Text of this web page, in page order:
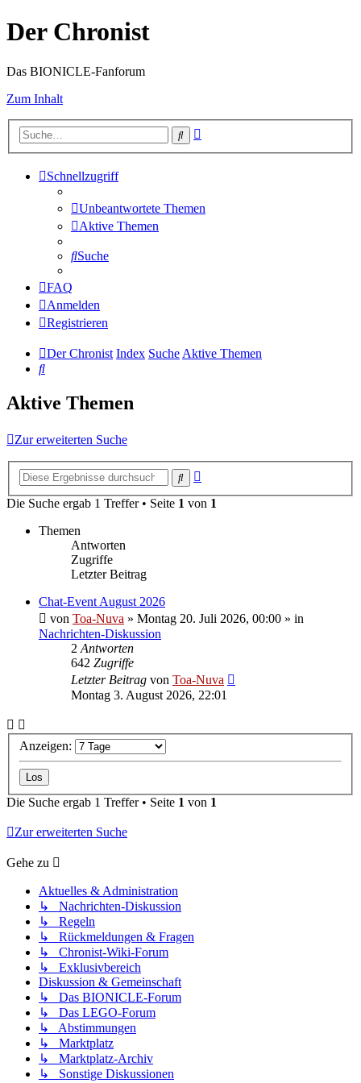
Der Chronist
Das BIONICLE-Fanforum
Zum Inhalt
Suche
Schnellzugriff
Unbeantwortete Themen
Aktive Themen
Suche
FAQ
Anmelden
Registrieren
Der Chronist Index SucheAktive Themen
Suche
Aktive Themen
Zur erweiterten Suche
Suche
Die Suche ergab 1 Treffer • Seite 1 von 1
Themen
Antworten
Zugriffe
Letzter Beitrag
Chat-Event August 2026
von Toa-Nuva » Montag 20. Juli 2026, 00:00 » in
Nachrichten-Diskussion
2 Antworten
642 Zugriffe
Letzter Beitrag von Toa-Nuva
Montag 3. August 2026, 22:01
Anzeigen:
Die Suche ergab 1 Treffer • Seite 1 von 1
Zur erweiterten Suche
Gehe zu
Aktuelles & Administration
↳ Nachrichten-Diskussion
↳ Regeln
↳ Rückmeldungen & Fragen
↳ Chronist-Wiki-Forum
↳ Exklusivbereich
Diskussion & Gemeinschaft
↳ Das BIONICLE-Forum
↳ Das LEGO-Forum
↳ Abstimmungen
↳ Marktplatz
↳ Marktplatz-Archiv
↳ Sonstige Diskussionen